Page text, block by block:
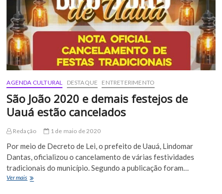
outras
festividades
AGENDA CULTURAL DESTAQUE ENTRETERIMENTO
São João 2020 e demais festejos de
Uauá estão cancelados
Redação 1 de maio de 2020
Por meio de Decreto de Lei, o prefeito de Uauá, Lindomar
Dantas, oficializou o cancelamento de várias festividades
tradicionais do município. Segundo a publicação foram…
Ver maisSão